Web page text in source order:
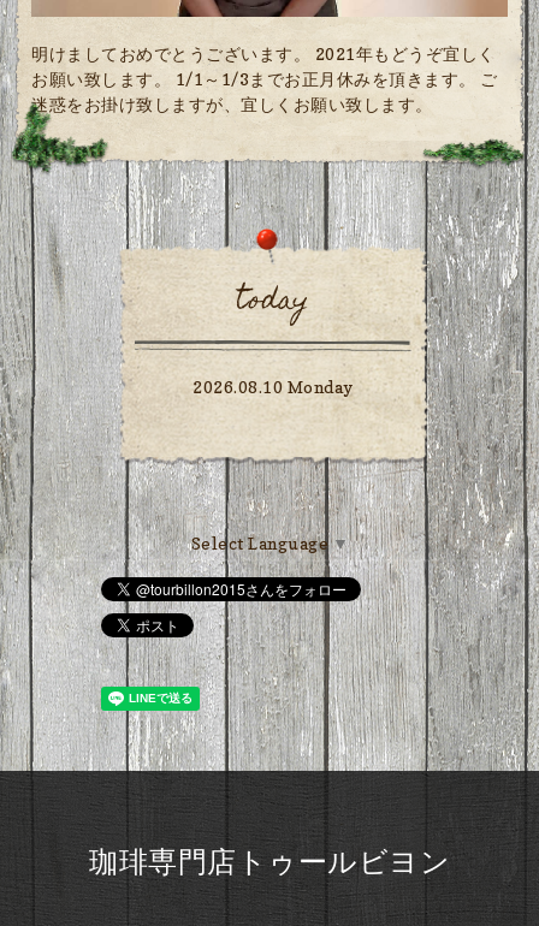
明けましておめでとうございます。 2021年もどうぞ宜しく
お願い致します。 1/1～1/3までお正月休みを頂きます。 ご
迷惑をお掛け致しますが、宜しくお願い致します。
today
2026.08.10 Monday
Select Language ▼
珈琲専門店トゥールビヨン